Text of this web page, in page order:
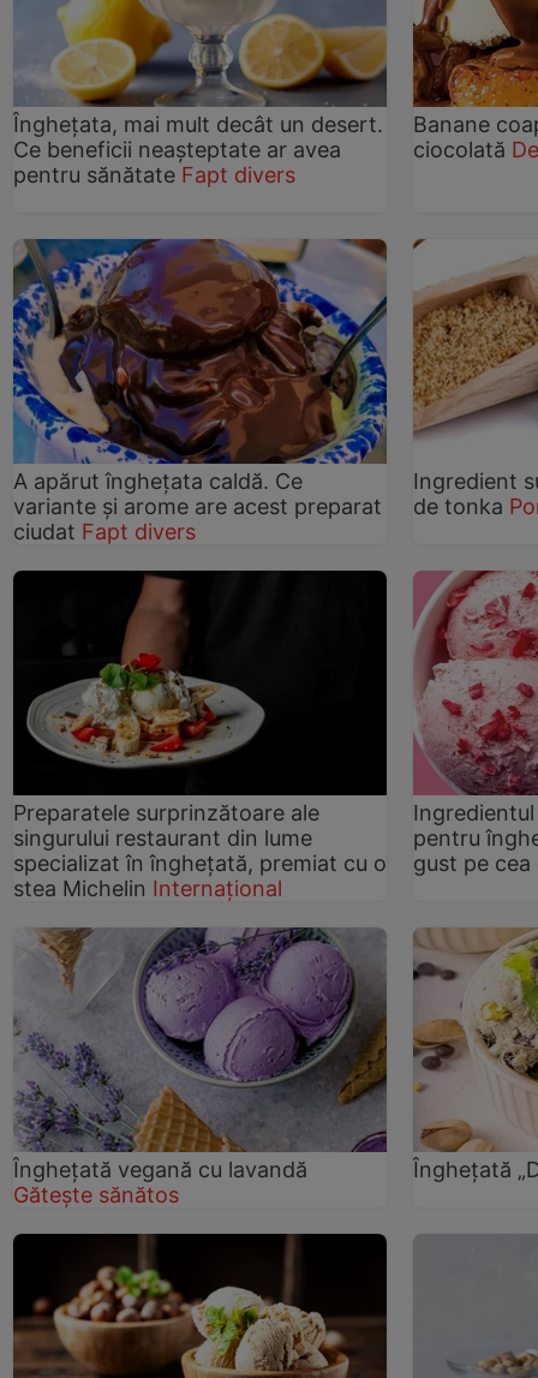
Înghețata, mai mult decât un desert.
Ce beneficii neașteptate ar avea
pentru sănătate Fapt divers
Banane
ciocolată
A apărut înghețata caldă. Ce
variante şi arome are acest preparat
ciudat Fapt divers
Ingredient
de tonka
Preparatele surprinzătoare ale
singurului restaurant din lume
specializat în înghețată, premiat cu o
stea Michelin Internațional
pentru
gust pe
Înghețată vegană cu lavandă
Gătește sănătos
Înghețată